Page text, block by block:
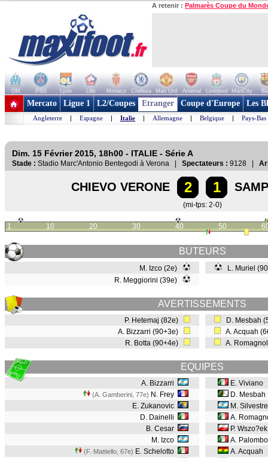
A retenir : Palmarès Coupe du
OM PSG Lyon Lille Monaco Chelsea Man Utd Arsenal Liverpool ManCity
+ de clubs
Mercato Ligue 1 L2/Coupes Etranger Coupe d'Europe Les
Angleterre | Espagne | Italie | Allemagne | Belgique | Pays-Bas
Dim. 15 Février 2015, 18h00 - ITALIE - Série A
Stade : Stadio Marc'Antonio Bentegodi à Verona | Spectateurs : 9128 |
CHIEVO VERONE 2 1
(mi-tps: 2-0)
1 10 20 30 40 50
BUTEURS
M. Izco (2e)
R. Meggiorini (39e)
L. Muriel
AVERTISSEMENTS
P. Hetemaj (82e)
A. Bizzarri (90+3e)
R. Botta (90+4e)
D. Mesbah
A. Acquah
A.
EQUIPES
A. Bizzarri
(A. Gamberini, 77e) N. Frey
E. Zukanovic
D. Dainelli
B. Cesar
M. Izco
(F. Mattiello, 67e) E. Schelotto
E. Viviano
D. Mesbah
M. Silvestre
A.
P. Wszo?ek
A. Palombo
A. Acquah